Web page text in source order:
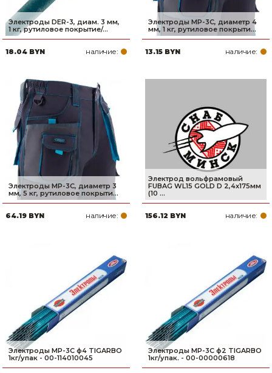
Электроды DER-3, диам. 3 мм,
1 кг, рутиловое покрытие/...
18.04 BYN наличие:
Электроды MP-3C, диаметр 4
мм, 1 кг, рутиловое покрыти...
13.15 BYN наличие:
Электроды MP-3C, диаметр 3
мм, 5 кг, рутиловое покрыти...
64.19 BYN наличие:
Электрод вольфрамовый
FUBAG WL15 GOLD D 2,4x175мм
(10 ...
156.12 BYN наличие:
Электроды МР-3C ф4 TIGARBO
1кг/упак - 00-114010045
Электроды МР-3C ф2 TIGARBO
1кг/упак. - 00-00000618